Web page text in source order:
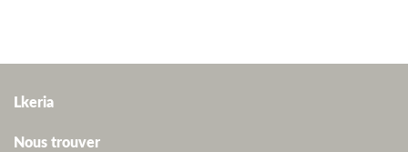
Lkeria
Nous trouver